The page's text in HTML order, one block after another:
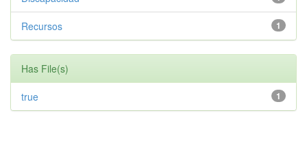
1
Recursos
Has File(s)
1
true